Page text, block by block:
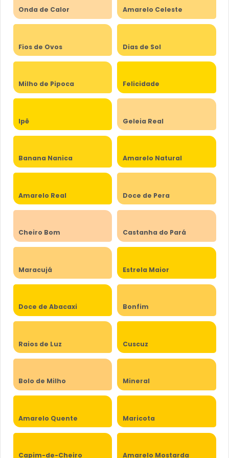
Onda de Calor Amarelo Celeste
Fios de Ovos Dias de Sol
Milho de Pipoca Felicidade
Ipê Geleia Real
Banana Nanica Amarelo Natural
Amarelo Real Doce de Pera
Cheiro Bom Castanha do Pará
Maracujá Estrela Maior
Doce de Abacaxi Bonfim
Raios de Luz Cuscuz
Bolo de Milho Mineral
Amarelo Quente Maricota
Capim-de-Cheiro Amarelo Mostarda